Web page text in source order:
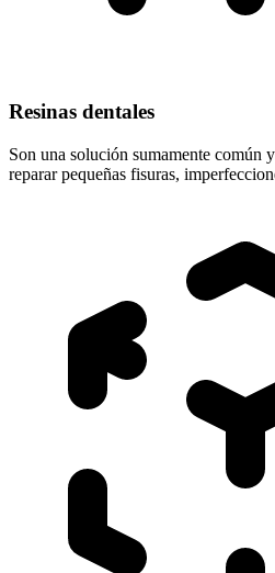
Resinas dentales
Son una solución sumamente común
reparar pequeñas fisuras,